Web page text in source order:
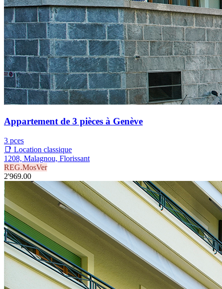
Appartement de 3 pièces à Genève
3 pces
📑 Location classique
1208, Malagnou, Florissant
REG.MosVer
2'969.00